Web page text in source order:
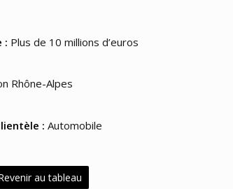
: Plus de 10 millions d’euros
Rhône-Alpes
: Automobile
au tableau